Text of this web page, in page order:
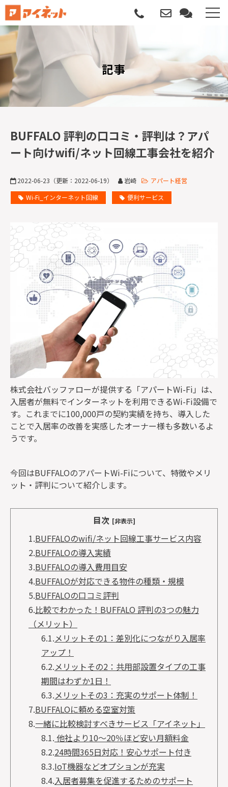
選ばれる理由
導入について
サポートについて
記事
資料請求
監修者一覧
記事
BUFFALO 評判の口コミ・評判は？アパ
ート向けwifi/ネット回線工事会社を紹介
2022-06-23 （更新： 2022-06-19） 岩崎
アパート経営
Wi-Fi_インターネット回線
便利サービス
株式会社バッファローが提供する「アパートWi-Fi」は、
入居者が無料でインターネットを利用できるWi-Fi設備で
す。これまでに100,000戸の契約実績を持ち、導入した
ことで入居率の改善を実感したオーナー様も多数いるよ
うです。
今回はBUFFALOのアパートWi-Fiについて、特徴やメリ
ット・評判について紹介します。
目次 [非表示]
1.BUFFALOのwifi/ネット回線工事サービス内容
2.BUFFALOの導入実績
3.BUFFALOの導入費用目安
4.BUFFALOが対応できる物件の種類・規模
5.BUFFALOの口コミ評判
6.比較でわかった！BUFFALO 評判の3つの魅力
（メリット）
6.1.メリットその1：差別化につながり入居率
アップ！
6.2.メリットその2：共用部設置タイプの工事
期間はわずか1日！
6.3.メリットその3：充実のサポート体制！
7.BUFFALOに頼める空室対策
8.一緒に比較検討すべきサービス「アイネット」
8.1. 他社より10～20％ほど安い月額料金
8.2.24時間365日対応！安心サポート付き
8.3.IoT機器などオプションが充実
8.4.入居者募集を促進するためのサポート